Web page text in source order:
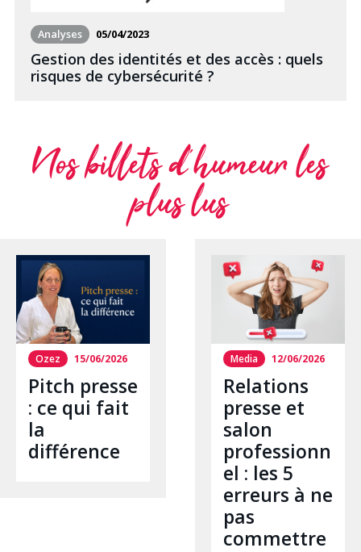
Analyses 05/04/2023
Gestion des identités et des accès : quels
risques de cybersécurité ?
Nos billets d’humeur les
plus lus
Ozez 15/06/2026
Pitch presse
: ce qui fait
la
différence
Media 12/06/2026
Relations
presse et
salon
professionn
el : les 5
erreurs à ne
pas
commettre